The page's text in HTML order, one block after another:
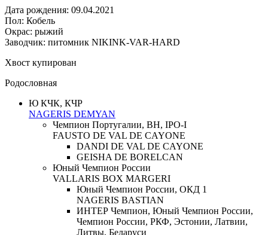
Дата рождения: 09.04.2021
Пол: Кобель
Окрас: рыжий
Заводчик: питомник NIKINK-VAR-HARD
Хвост купирован
Родословная
Ю КЧК, КЧР
NAGERIS DEMYAN
Чемпион Португалии, BH, IPO-I
FAUSTO DE VAL DE CAYONE
DANDI DE VAL DE CAYONE
GEISHA DE BORELCAN
Юный Чемпион России
VALLARIS BOX MARGERI
Юный Чемпион России, ОКД 1
NAGERIS BASTIAN
ИНТЕР Чемпион, Юный Чемпион России,
Чемпион России, РКФ, Эстонии, Латвии,
Литвы, Беларуси